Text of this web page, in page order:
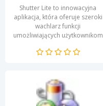
Shutter Lite to innowacyjna
aplikacja, która oferuje szeroki
wachlarz funkcji
umożliwiających użytkownikom
zrzutów ekranu....